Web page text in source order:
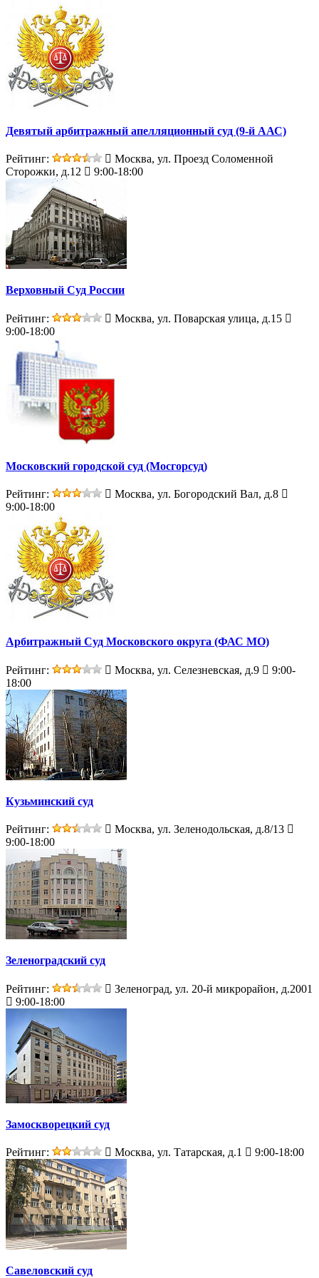
Девятый арбитражный апелляционный суд (9-й ААС)
Рейтинг:
Москва, ул. Проезд Соломенной
Сторожки, д.12
9:00-18:00
Верховный Суд России
Рейтинг:
Москва, ул. Поварская улица, д.15
9:00-18:00
Московский городской суд (Мосгорсуд)
Рейтинг:
Москва, ул. Богородский Вал, д.8
9:00-18:00
Арбитражный Суд Московского округа (ФАС МО)
Рейтинг: Москва, ул. Селезневская, д.9
9:00-
18:00
Кузьминский суд
Рейтинг:
Москва, ул. Зеленодольская, д.8/13
9:00-18:00
Зеленоградский суд
Рейтинг:
Зеленоград, ул. 20-й микрорайон, д.2001
9:00-18:00
Замоскворецкий суд
Рейтинг: Москва, ул. Татарская, д.1 9:00-18:00
Савеловский суд